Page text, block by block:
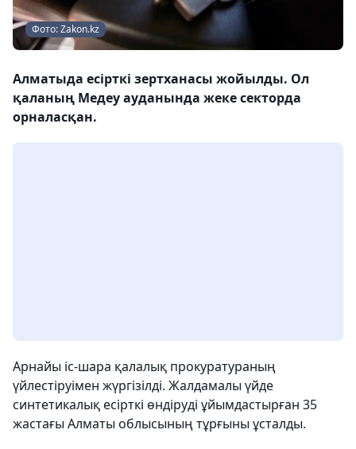
Фото: Zakon.kz
Алматыда есірткі зертханасы жойылды. Ол
қаланың Медеу ауданында жеке секторда
орналасқан.
Арнайы іс-шара қалалық прокуратураның
үйлестіруімен жүргізілді. Жалдамалы үйде
синтетикалық есірткі өндіруді ұйымдастырған 35
жастағы Алматы облысының тұрғыны ұсталды.